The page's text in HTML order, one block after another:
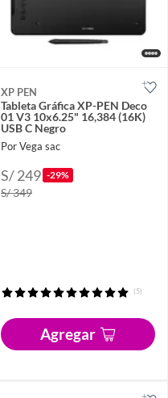
XP PEN
Tableta Gráfica XP-PEN Deco
01 V3 10x6.25" 16,384 (16K)
USB C Negro
Por Vega sac
S/ 249 -29%
S/ 349
(5)
Agregar